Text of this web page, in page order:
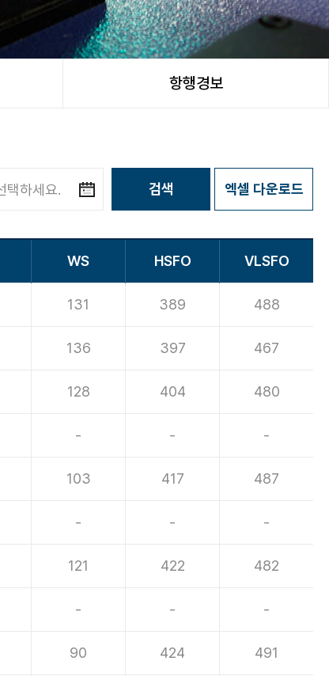
항행경보
검색 엑셀 다운로드
WS HSFO VLSFO
131 389 488
136 397 467
128 404 480
- - -
103 417 487
- - -
121 422 482
- - -
90 424 491